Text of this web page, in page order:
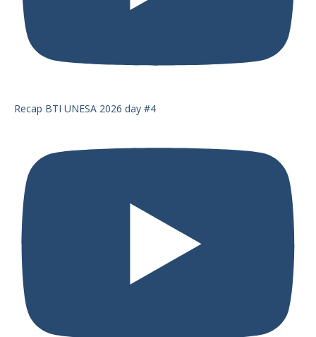
Recap BTI UNESA 2026 day #4